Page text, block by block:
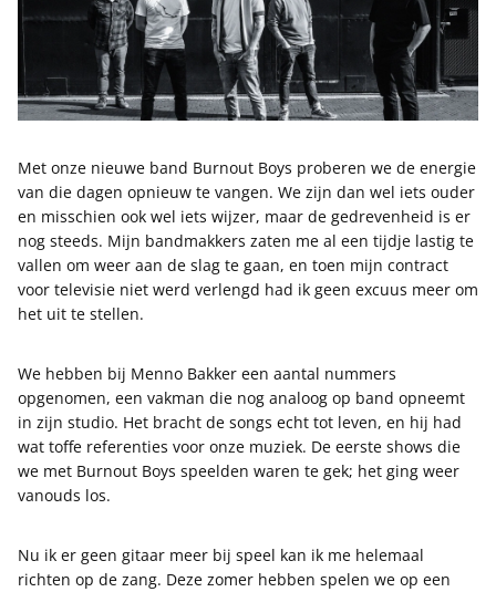
Met onze nieuwe band Burnout Boys proberen we de energie
van die dagen opnieuw te vangen. We zijn dan wel iets ouder
en misschien ook wel iets wijzer, maar de gedrevenheid is er
nog steeds. Mijn bandmakkers zaten me al een tijdje lastig te
vallen om weer aan de slag te gaan, en toen mijn contract
voor televisie niet werd verlengd had ik geen excuus meer om
het uit te stellen.
We hebben bij Menno Bakker een aantal nummers
opgenomen, een vakman die nog analoog op band opneemt
in zijn studio. Het bracht de songs echt tot leven, en hij had
wat toffe referenties voor onze muziek. De eerste shows die
we met Burnout Boys speelden waren te gek; het ging weer
vanouds los.
Nu ik er geen gitaar meer bij speel kan ik me helemaal
richten op de zang. Deze zomer hebben spelen we op een